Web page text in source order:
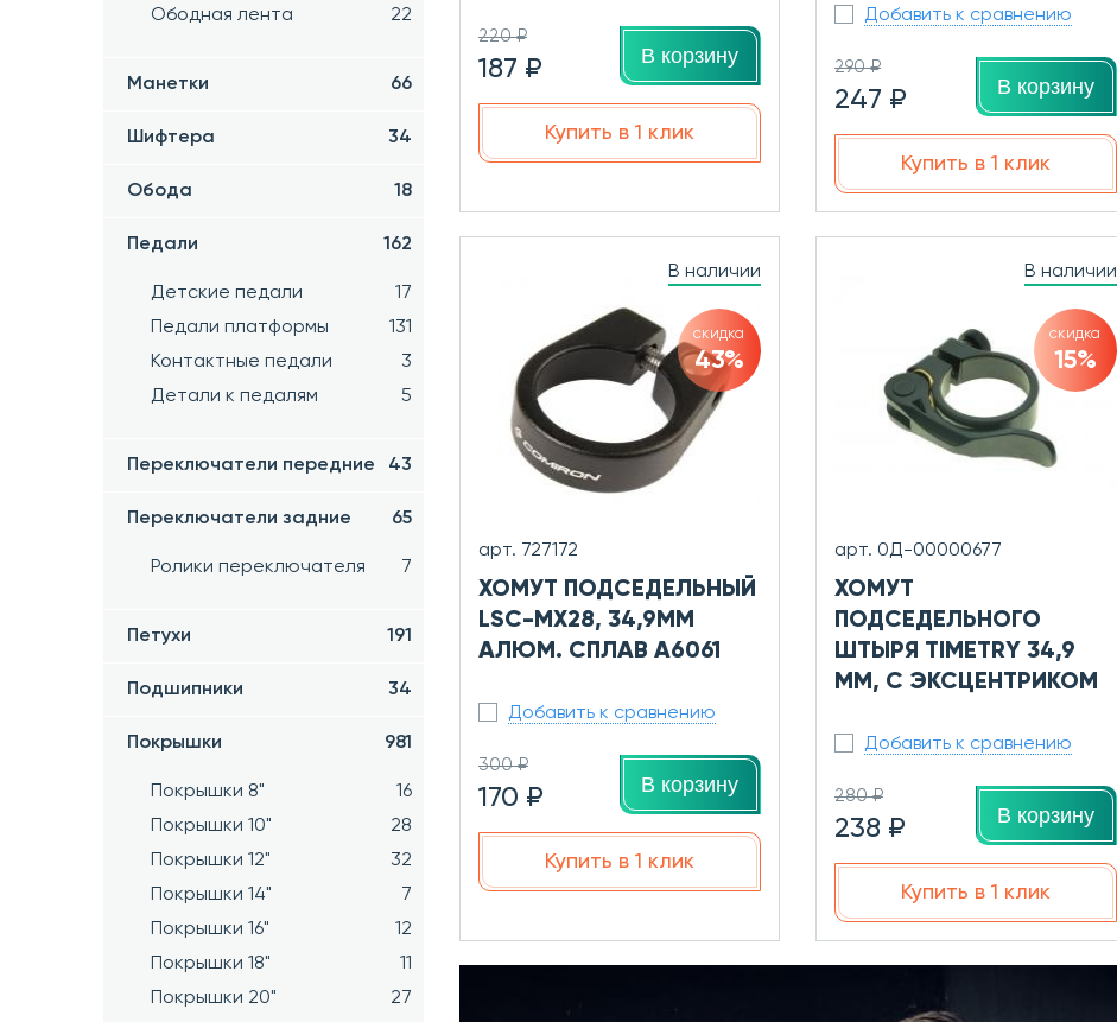
Ободная лента
22
Манетки 66
Шифтера 34
Обода 18
Педали 162
Детские педали
17
Педали платформы
131
Контактные педали
3
Детали к педалям
5
Переключатели передние 43
Переключатели задние 65
Ролики переключателя 7
Петухи 191
Подшипники 34
Покрышки 981
Покрышки 8"
16
Покрышки 10"
28
Покрышки 12"
32
Покрышки 14"
7
Покрышки 16"
12
Покрышки 18"
11
Покрышки 20"
27
220 ₽
187 ₽ В корзину
Купить в 1 клик
Добавить к сравнению
290 ₽
247 ₽ В корзину
Купить в 1 клик
В наличии
скидка
43%
арт. 727172
ХОМУТ ПОДСЕДЕЛЬНЫЙ
LSC-MX28, 34,9ММ
АЛЮМ. СПЛАВ A6061
Добавить к сравнению
300 ₽
170 ₽ В корзину
Купить в 1 клик
В наличии
скидка
15%
арт. 0Д-00000677
ХОМУТ
ПОДСЕДЕЛЬНОГО
ШТЫРЯ TIMETRY 34,9
ММ, С ЭКСЦЕНТРИКОМ
Добавить к сравнению
280 ₽
238 ₽ В корзину
Купить в 1 клик